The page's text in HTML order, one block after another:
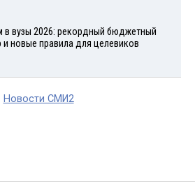
в вузы 2026: рекордный бюджетный
и новые правила для целевиков
Новости СМИ2